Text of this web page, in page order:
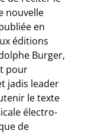
nouvelle
en
éditions
Burger,
pour
jadis leader
le texte
électro-
de